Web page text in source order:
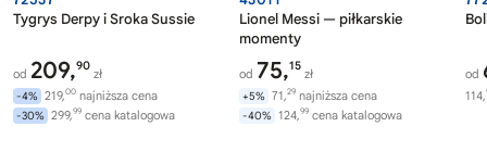
Tygrys Derpy i Sroka Sussie
od 209,90
zł
-4% 219,00 najniższa cena
-30% 299,99 cena katalogowa
Lionel Messi — piłkarskie
momenty
od 75,15
zł
+5% 71,29 najniższa cena
-40% 124,99 cena katalogowa
od
114,